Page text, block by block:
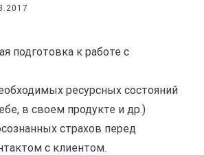
ресурсных состояний
в своем продукте и др.)
страхов перед
с клиентом.